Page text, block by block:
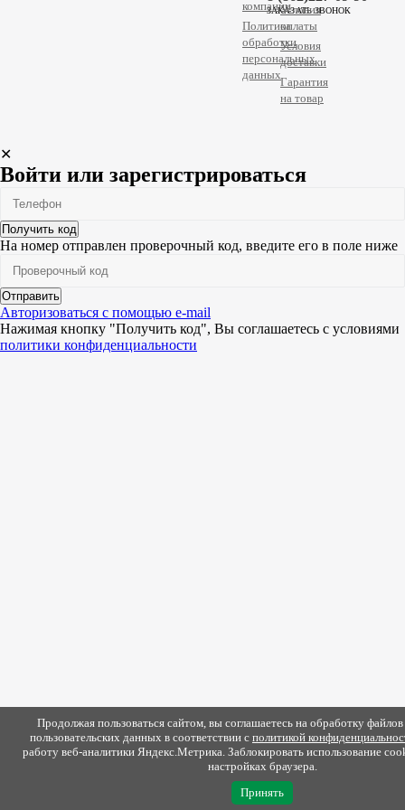
компании
Политика
обработки
персональных
данных
Условия
оплаты
Условия
доставки
Гарантия
на товар
ЗАКАЗАТЬ ЗВОНОК
✕
Войти или зарегистрироваться
Получить код
На номер отправлен проверочный код, введите его в поле ниже
Отправить
Авторизоваться с помощью e-mail
Нажимая кнопку "Получить код", Вы соглашаетесь c условиями
политики конфиденциальности
Продолжая пользоваться сайтом, вы соглашаетесь на обработку
пользовательских данных в соответствии с политикой
работу веб-аналитики Яндекс.Метрика. Заблокировать использование
настройках браузера.
Принять